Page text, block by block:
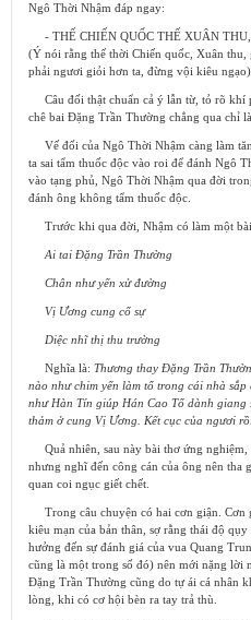
Ngô Thời Nhậm đáp ngay:
- THẾ CHIẾN QUỐC THẾ XUÂN
(Ý nói rằng thế thời Chiến quốc, Xuân
phải ngươi giỏi hơn ta, đừng vội kiêu
Câu đối thật chuẩn cả ý lẫn từ, tỏ rõ
chê bai Đặng Trần Thường chẳng qua chỉ
Vế đối của Ngô Thời Nhậm càng làm
ta sai tẩm thuốc độc vào roi để đánh Ngô
vào tạng phủ, Ngô Thời Nhậm qua đời
đánh ông không tẩm thuốc độc.
Trước khi qua đời, Nhậm có làm một
Ai tai Đặng Trần Thường
Chân như yến xử đường
Vị Ương cung cố sự
Diệc nhĩ thị thu trường
Nghĩa là: Thương thay Đặng Trần
nào như chim yến làm tổ trong cái nhà
như Hàn Tín giúp Hán Cao Tổ dành
thảm ở cung Vị Ương. Kết cục của ngươi
Quả nhiên, sau này bài thơ ứng
nhưng nghĩ đến công cán của ông nên
quan coi ngục giết chết.
Trong câu chuyện có hai cơn giận. Cơn
kiêu mạn của bản thân, sợ rằng thái độ
hưởng đến sự đánh giá của vua Quang
cũng là một trong số đó) nên mới nặng lời
Đặng Trần Thường cũng do tự ái cá nhân
lòng, khi có cơ hội bèn ra tay trả thù.